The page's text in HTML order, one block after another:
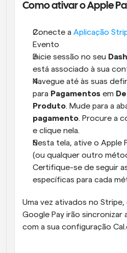
Como ativar o Apple
Conecte a Aplicação
Evento
Inicie sessão no seu
está associado à sua
Navegue até às suas
para Pagamentos em
Produto. Mude para a
pagamento. Procure a
e clique nela.
Nesta tela, ative o Apple
(ou qualquer outro
Certifique-se de seguir
específicas para cada
Uma vez ativados no Stripe,
Google Pay irão
com a sua configuração